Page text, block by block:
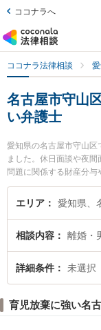
ココナラへ
ココナラ法律相談
名古屋市守山
い弁護士
愛知県の名古屋市守山区
ました。休日面談や夜
問題に関係する財産分
き便利です。特に中村
山中 千昌弁護士のプロ
決の実績豊富な近くの
離婚問題を法律相談で
でお困りの相談者さんに
エリア 愛知県、
相談内容 離婚・
詳細条件 未選択
育児放棄に強い名